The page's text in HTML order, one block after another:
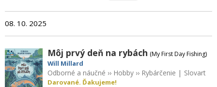
08. 10. 2025
Môj prvý deň na rybách (My First Day Fishing)
Will Millard
Odborné a náučné ›› Hobby ›› Rybárčenie | Slovart
Darované. Ďakujeme!